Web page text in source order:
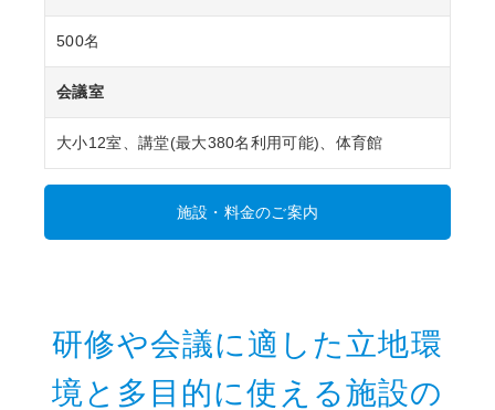
500名
会議室
大小12室、講堂(最大380名利用可能)、体育館
施設・料金のご案内
研修や会議に適した立地環
境と多目的に使える施設の